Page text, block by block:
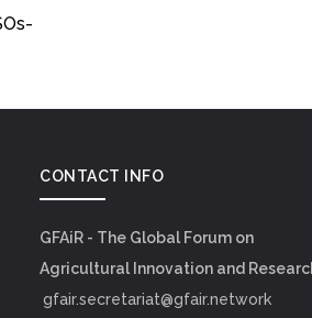
CONTACT INFO
GFAiR - The Global Forum on
Agricultural Innovation and
gfair.secretariat@gfair.network